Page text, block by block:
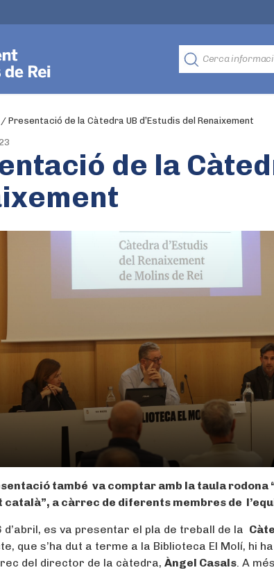
/ Presentació de la Càtedra UB d’Estudis del Renaixement
de la
també va comptar amb la taula rodona
català”, a càrrec de diferents membres de
d’abril, es va presentar el pla de treball de la
que s’ha dut a terme a la Biblioteca El Molí, hi
del director de la càtedra, Àngel Casals. A